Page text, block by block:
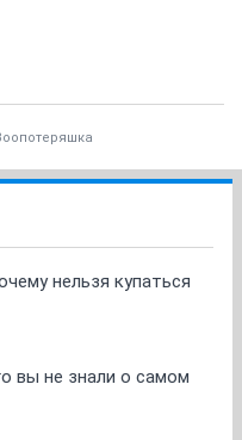
нельзя купаться
вы не знали о самом